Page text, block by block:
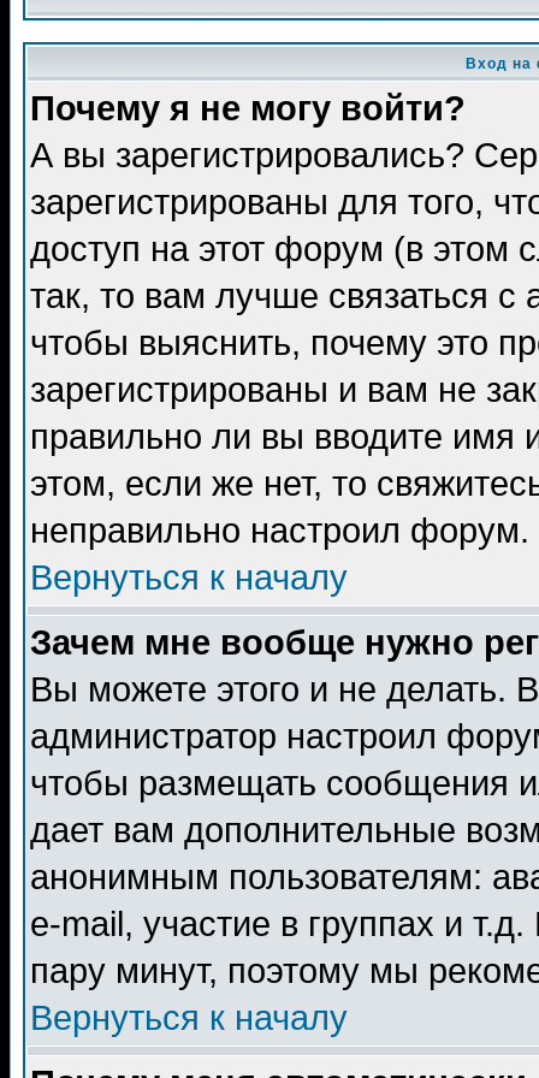
Вход на
Почему я не могу войти?
А вы зарегистрировались?
зарегистрированы для того,
доступ на этот форум (в этом
так, то вам лучше связаться
чтобы выяснить, почему это
зарегистрированы и вам не
правильно ли вы вводите
этом, если же нет, то
неправильно настроил форум.
Вернуться к началу
Зачем мне вообще нужно
Вы можете этого и не делать.
администратор настроил
чтобы размещать сообщения
дает вам дополнительные
анонимным пользователям:
e-mail, участие в группах и
пару минут, поэтому мы
Вернуться к началу